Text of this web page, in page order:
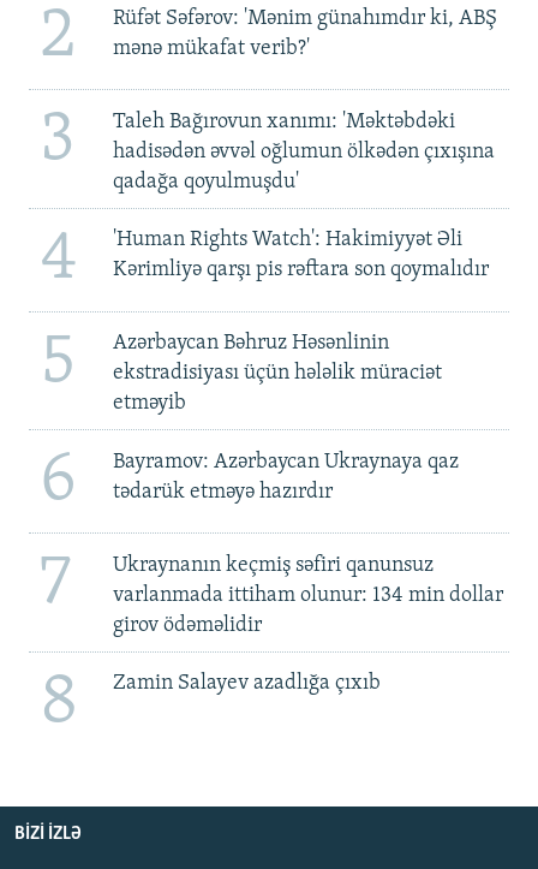
2
Rüfət Səfərov: 'Mənim günahımdır ki, ABŞ
mənə mükafat verib?'
3
Taleh Bağırovun xanımı: 'Məktəbdəki
hadisədən əvvəl oğlumun ölkədən çıxışına
qadağa qoyulmuşdu'
4
'Human Rights Watch': Hakimiyyət Əli
Kərimliyə qarşı pis rəftara son qoymalıdır
5
Azərbaycan Bəhruz Həsənlinin
ekstradisiyası üçün hələlik müraciət
etməyib
6
Bayramov: Azərbaycan Ukraynaya qaz
tədarük etməyə hazırdır
7
Ukraynanın keçmiş səfiri qanunsuz
varlanmada ittiham olunur: 134 min dollar
girov ödəməlidir
8 Zamin Salayev azadlığa çıxıb
BIZI IZLƏ